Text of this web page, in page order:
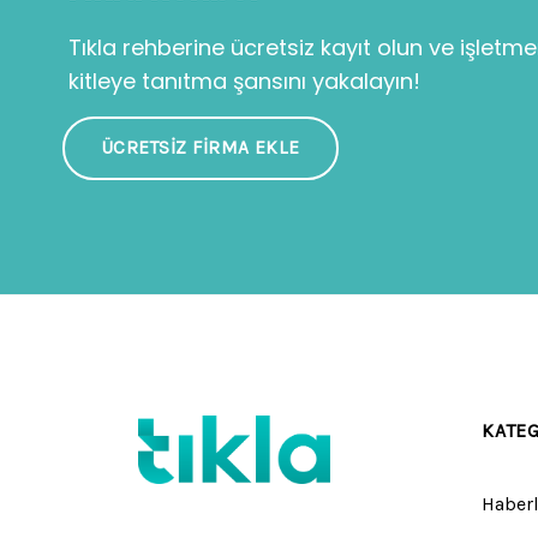
Tıkla rehberine ücretsiz kayıt olun ve
kitleye tanıtma şansını yakalayın!
ÜCRETSIZ FIRMA EKLE